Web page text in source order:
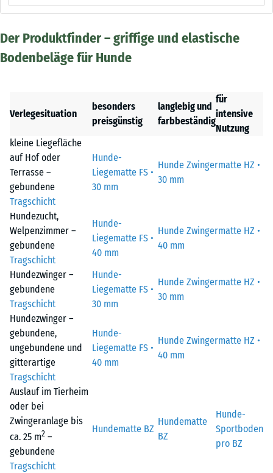
Der Produktfinder – griffige und elastische
Bodenbeläge für Hunde
Verlegesituation
besonders
preisgünstig
langlebig und
farbbeständig
für
intensive
Nutzung
kleine Liegefläche
auf Hof oder
Terrasse –
gebundene
Tragschicht
Hunde-
Liegematte FS •
30 mm
Hunde Zwingermatte HZ •
30 mm
Hundezucht,
Welpenzimmer –
gebundene
Tragschicht
Hunde-
Liegematte FS •
40 mm
Hunde Zwingermatte HZ •
40 mm
Hundezwinger –
gebundene
Tragschicht
Hunde-
Liegematte FS •
30 mm
Hunde Zwingermatte HZ •
30 mm
Hundezwinger –
gebundene,
ungebundene und
gitterartige
Tragschicht
Hunde-
Liegematte FS •
40 mm
Hunde Zwingermatte HZ •
40 mm
Auslauf im Tierheim
oder bei
Zwingeranlage bis
ca. 25 m2 –
gebundene
Tragschicht
Hundematte BZ
Hundematte
BZ
Hunde-
Sportboden
pro BZ